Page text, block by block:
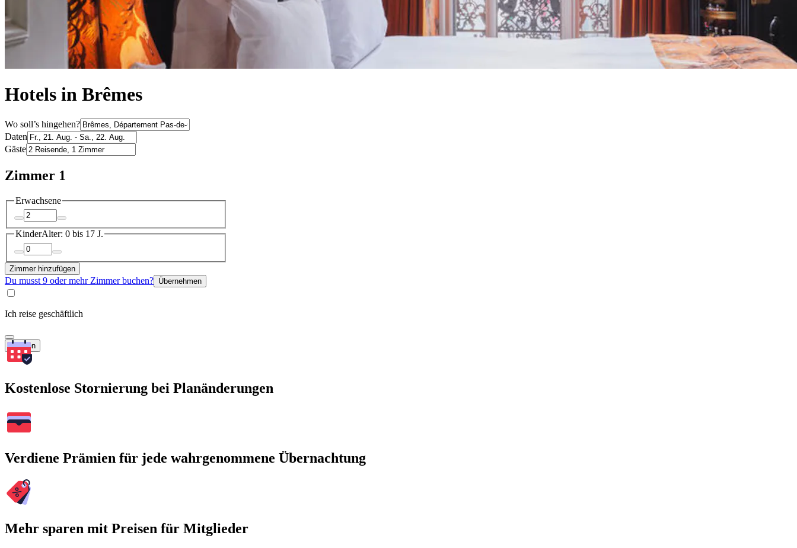
Hotels in Brêmes
Wo soll’s hingehen?
Daten
Gäste
Zimmer 1
Erwachsene
KinderAlter: 0 bis 17 J.
Zimmer hinzufügen
Du musst 9 oder mehr Zimmer buchen? Übernehmen
Ich reise geschäftlich
Suchen
Kostenlose Stornierung bei Planänderungen
Verdiene Prämien für jede wahrgenommene Übernachtung
Mehr sparen mit Preisen für Mitglieder